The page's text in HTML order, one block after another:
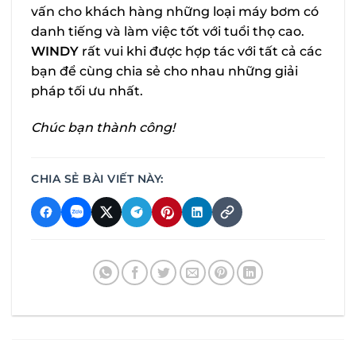
vấn cho khách hàng những loại máy bơm có
danh tiếng và làm việc tốt với tuổi thọ cao.
WINDY rất vui khi được hợp tác với tất cả các
bạn để cùng chia sẻ cho nhau những giải
pháp tối ưu nhất.
Chúc bạn thành công!
CHIA SẺ BÀI VIẾT NÀY: